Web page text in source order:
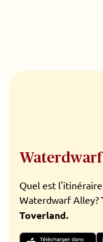
Quel est
Waterdwarf Alley?
Toverland.